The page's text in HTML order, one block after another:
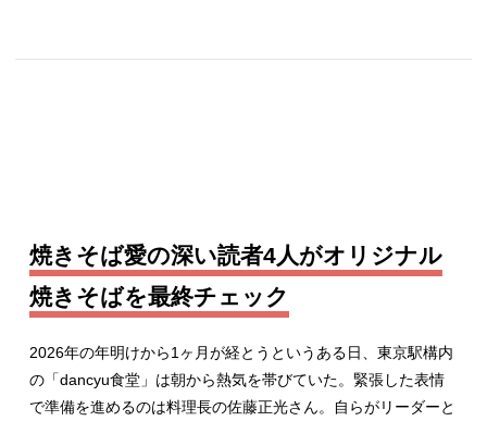
焼きそば愛の深い読者4人がオリジナル
焼きそばを最終チェック
2026年の年明けから1ヶ月が経とうというある日、東京駅構内
の「dancyu食堂」は朝から熱気を帯びていた。緊張した表情
で準備を進めるのは料理長の佐藤正光さん。自らがリーダーと